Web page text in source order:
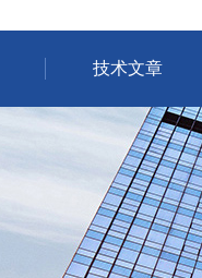
技术文章